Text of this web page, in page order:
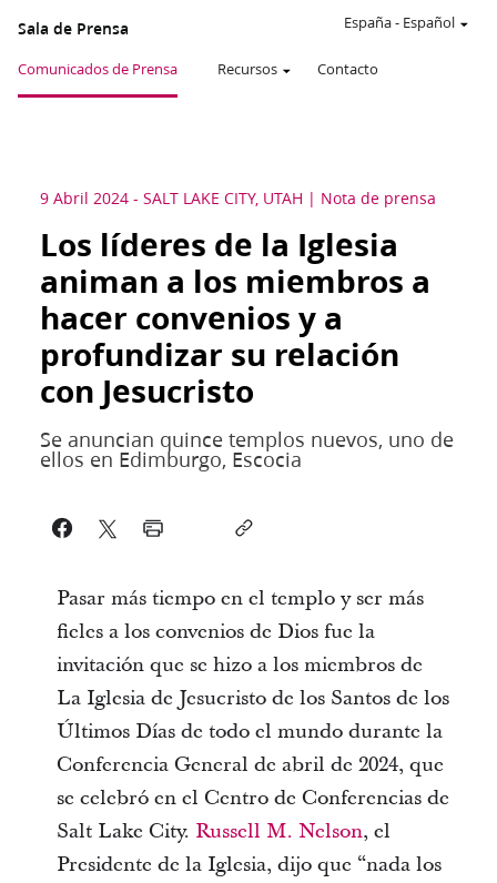
Sala de Prensa
Comunicados de Prensa Recursos Contacto
España- Español
9 Abril 2024 - SALT LAKE CITY, UTAH Nota de prensa
Los líderes de la Iglesia
animan a los miembros a
hacer convenios y a
profundizar su relación
con Jesucristo
Se anuncian quince templos nuevos, uno de
ellos en Edimburgo, Escocia
Pasar más tiempo en el templo y ser más
fieles a los convenios de Dios fue la
invitación que se hizo a los miembros de
La Iglesia de Jesucristo de los Santos de los
Últimos Días de todo el mundo durante la
Conferencia General de abril de 2024, que
se celebró en el Centro de Conferencias de
Salt Lake City. Russell M. Nelson, el
Presidente de la Iglesia, dijo que “nada los